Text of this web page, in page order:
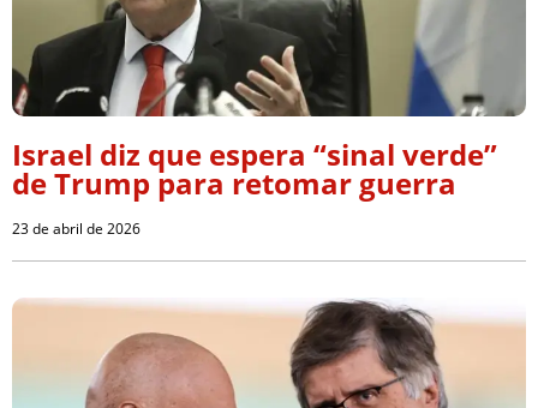
Israel diz que espera “sinal verde”
de Trump para retomar guerra
23 de abril de 2026